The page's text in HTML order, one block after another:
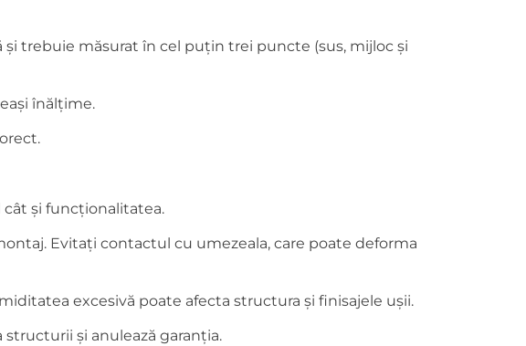
trebuie măsurat în cel puțin trei puncte (sus, mijloc și
înălțime.
cât și funcționalitatea.
Evitați contactul cu umezeala, care poate deforma
excesivă poate afecta structura și finisajele ușii.
și anulează garanția.